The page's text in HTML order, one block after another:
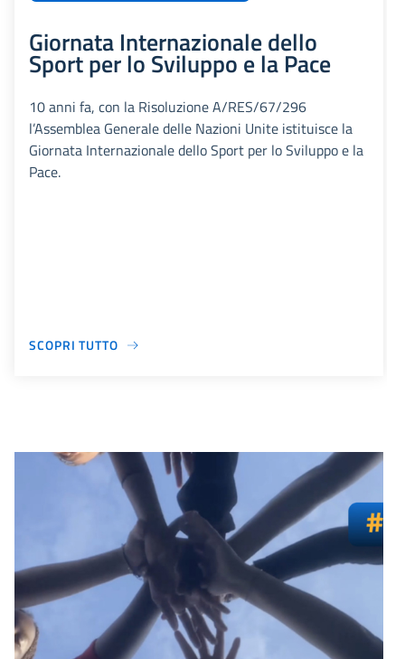
Giornata Internazionale dello
Sport per lo Sviluppo e la Pace
10 anni fa, con la Risoluzione A/RES/67/296
l’Assemblea Generale delle Nazioni Unite istituisce la
Giornata Internazionale dello Sport per lo Sviluppo e la
Pace.
SCOPRI TUTTO